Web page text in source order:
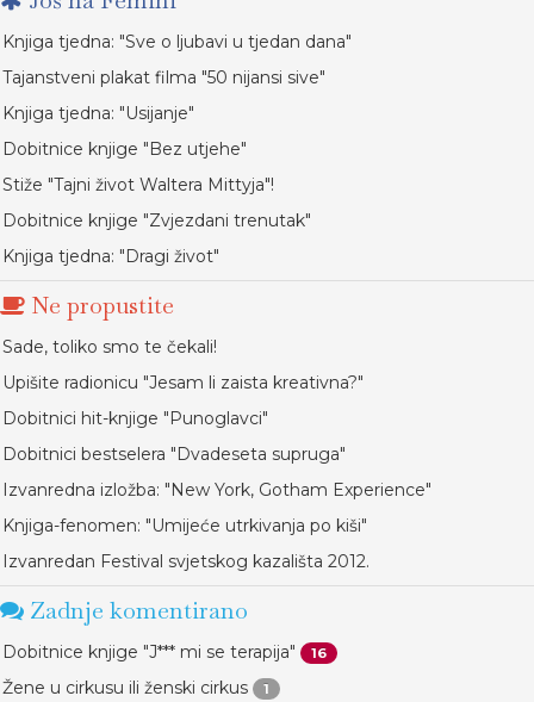
Knjiga tjedna: "Sve o ljubavi u tjedan dana"
Tajanstveni plakat filma "50 nijansi sive"
Knjiga tjedna: "Usijanje"
Dobitnice knjige "Bez utjehe"
Stiže "Tajni život Waltera Mittyja"!
Dobitnice knjige "Zvjezdani trenutak"
Knjiga tjedna: "Dragi život"
Ne propustite
Sade, toliko smo te čekali!
Upišite radionicu "Jesam li zaista kreativna?"
Dobitnici hit-knjige "Punoglavci"
Dobitnici bestselera "Dvadeseta supruga"
Izvanredna izložba: "New York, Gotham Experience"
Knjiga-fenomen: "Umijeće utrkivanja po kiši"
Izvanredan Festival svjetskog kazališta 2012.
Zadnje komentirano
Dobitnice knjige "J*** mi se terapija" 16
Žene u cirkusu ili ženski cirkus 1